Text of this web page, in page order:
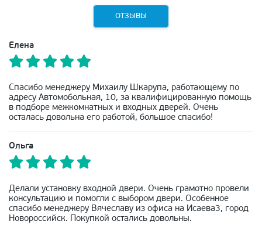
ОТЗЫВЫ
Елена
Спасибо менеджеру Михаилу Шкарупа, работающему по
адресу Автомобольная, 10, за квалифицированную помощь
в подборе межкомнатных и входных дверей. Очень
осталась довольна его работой, большое спасибо!
Ольга
Делали установку входной двери. Очень грамотно провели
консультацию и помогли с выбором двери. Особенное
спасибо менеджеру Вячеславу из офиса на Исаева3, город
Новороссийск. Покупкой остались довольны.